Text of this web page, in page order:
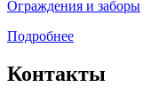
Ограждения и заборы
Подробнее
Контакты